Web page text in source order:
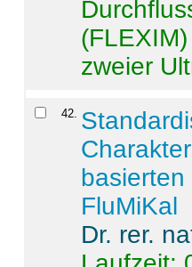
zweier
42.
FluMiKal
Dr. rer.